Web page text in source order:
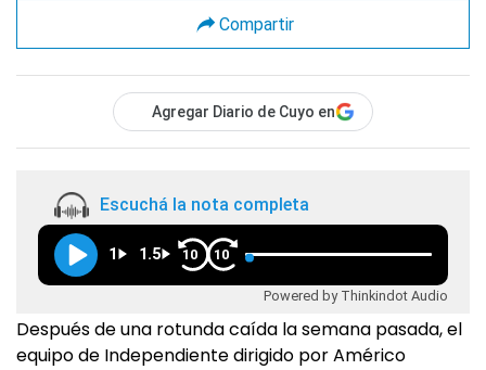
Compartir
Agregar Diario de Cuyo en
Escuchá la nota completa
1 1.5 10 10
Powered by Thinkindot Audio
Después de una rotunda caída la semana pasada, el
equipo de Independiente dirigido por Américo